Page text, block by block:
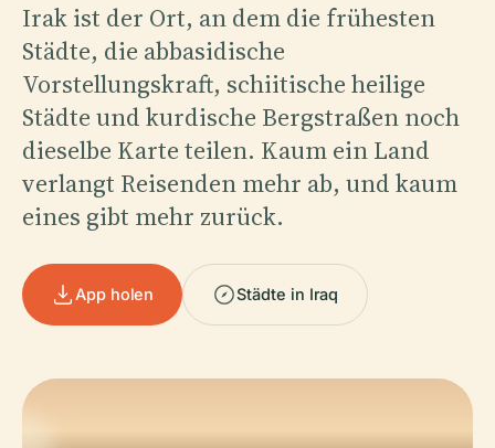
Irak ist der Ort, an dem die frühesten
Städte, die abbasidische
Vorstellungskraft, schiitische heilige
Städte und kurdische Bergstraßen noch
dieselbe Karte teilen. Kaum ein Land
verlangt Reisenden mehr ab, und kaum
eines gibt mehr zurück.
App holen Städte in Iraq